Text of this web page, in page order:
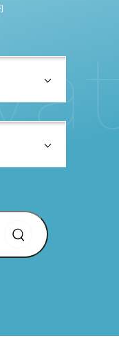
at